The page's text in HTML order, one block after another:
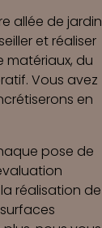
allée de jardin
et réaliser
matériaux, du
Vous avez
en
pose de
réalisation de